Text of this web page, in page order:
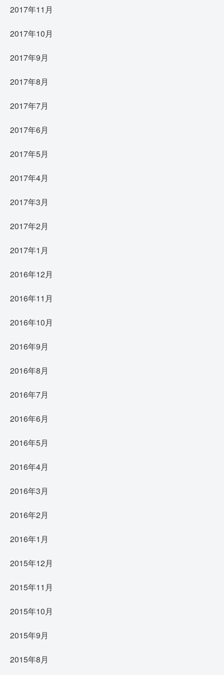
2017年11月
2017年10月
2017年9月
2017年8月
2017年7月
2017年6月
2017年5月
2017年4月
2017年3月
2017年2月
2017年1月
2016年12月
2016年11月
2016年10月
2016年9月
2016年8月
2016年7月
2016年6月
2016年5月
2016年4月
2016年3月
2016年2月
2016年1月
2015年12月
2015年11月
2015年10月
2015年9月
2015年8月